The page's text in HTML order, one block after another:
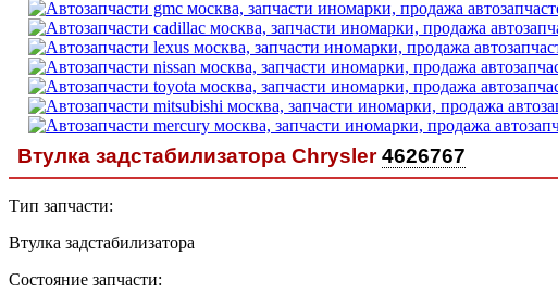
Втулка задстабилизатора Chrysler4626767
Тип запчасти:
Втулка задстабилизатора
Состояние запчасти: